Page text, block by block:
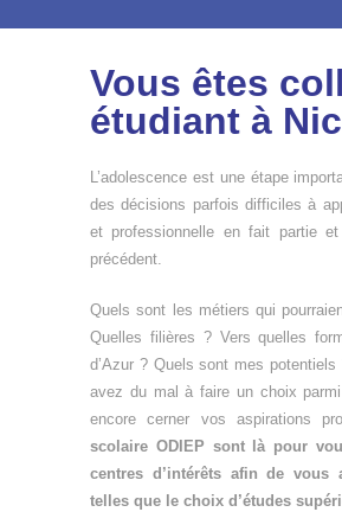
Vous êtes
étudiant à
L’adolescence est une étape
des décisions parfois difficiles à
et professionnelle en fait partie
précédent.
Quels sont les métiers qui
Quelles filières ? Vers quelles
d’Azur ? Quels sont mes
avez du mal à faire un choix
encore cerner vos aspirations
scolaire ODIEP sont là pour
centres d’intérêts afin de vous
telles que le choix d’études